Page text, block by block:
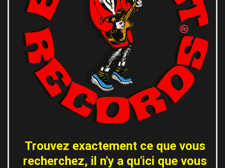
Trouvez exactement ce que vous
recherchez, il n'y a qu'ici que vous